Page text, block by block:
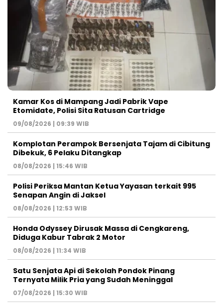
Kamar Kos di Mampang Jadi Pabrik Vape
Etomidate, Polisi Sita Ratusan Cartridge
09/08/2026 | 09:39 WIB
Komplotan Perampok Bersenjata Tajam di Cibitung
Dibekuk, 6 Pelaku Ditangkap
08/08/2026 | 15:46 WIB
Polisi Periksa Mantan Ketua Yayasan terkait 995
Senapan Angin di Jaksel
08/08/2026 | 12:53 WIB
Honda Odyssey Dirusak Massa di Cengkareng,
Diduga Kabur Tabrak 2 Motor
08/08/2026 | 11:34 WIB
Satu Senjata Api di Sekolah Pondok Pinang
Ternyata Milik Pria yang Sudah Meninggal
07/08/2026 | 15:30 WIB